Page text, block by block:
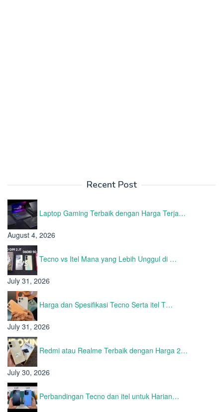
Recent Post
Laptop Gaming Terbaik dengan Harga Terja…
August 4, 2026
Tecno vs Itel Mana yang Lebih Unggul di …
July 31, 2026
Harga dan Spesifikasi Tecno Serta itel T…
July 31, 2026
Redmi atau Realme Terbaik dengan Harga 2…
July 30, 2026
Perbandingan Tecno dan itel untuk Harian…